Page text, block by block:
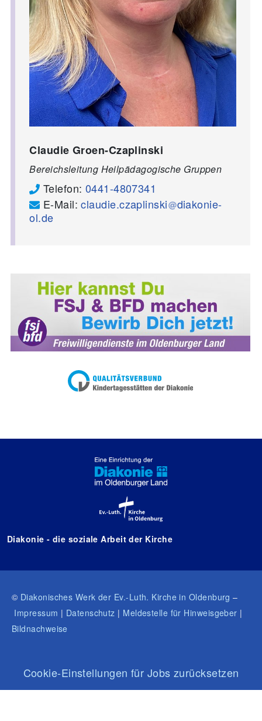
Claudie Groen-Czaplinski
Bereichsleitung Heilpädagogische Gruppen
Telefon: 0441-4807341
E-Mail:claudie.czaplinski
diakonie-
ol.de
Diakonie - die soziale Arbeit der Kirche
© Diakonisches Werk der Ev.-Luth. Kirche in Oldenburg –
Impressum | Datenschutz | Meldestelle für Hinweisgeber |
Bildnachweise
Cookie-Einstellungen für Jobs zurücksetzen